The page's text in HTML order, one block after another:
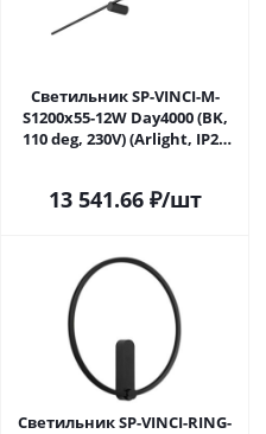
Светильник SP-VINCI-M-
S1200x55-12W Day4000 (BK,
110 deg, 230V) (Arlight, IP20
13 541.66₽/шт
Светильник SP-VINCI-RING-